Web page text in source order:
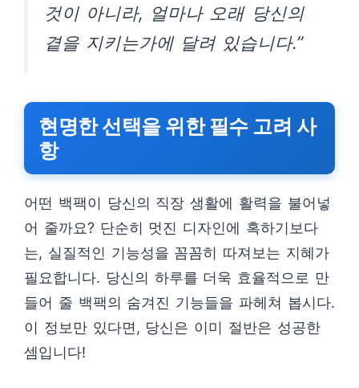
것이 아니라, 얼마나 오래 당신의
곁을 지키는가에 달려 있습니다.”
현명한 선택을 위한 필수 고려 사
항
어떤 백팩이 당신의 직장 생활에 활력을 불어넣
어 줄까요? 단순히 멋진 디자인에 혹하기보다
는, 실질적인 기능성을 꼼꼼히 따져보는 지혜가
필요합니다. 당신의 하루를 더욱 효율적으로 만
들어 줄 백팩의 숨겨진 기능들을 파헤쳐 봅시다.
이 정보만 있다면, 당신은 이미 절반은 성공한
셈입니다!